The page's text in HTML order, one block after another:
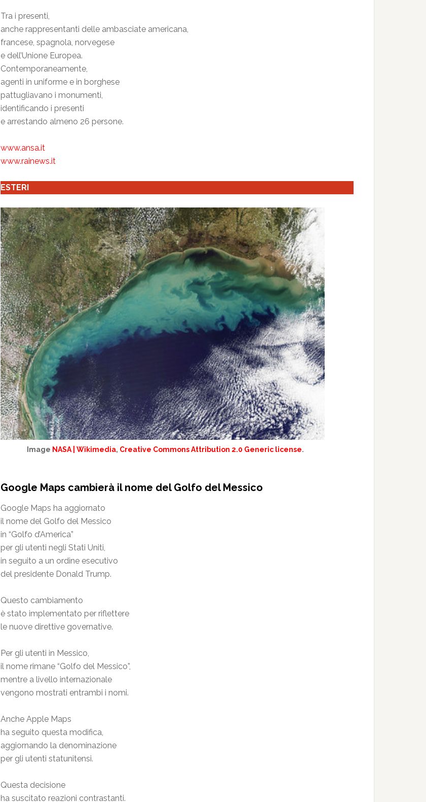
Tra i presenti,
anche rappresentanti delle ambasciate americana,
francese, spagnola, norvegese
e dell’Unione Europea.
Contemporaneamente,
agenti in uniforme e in borghese
pattugliavano i monumenti,
identificando i presenti
e arrestando almeno 26 persone.
www.ansa.it
www.rainews.it
ESTERI
Image NASA | Wikimedia, Creative Commons Attribution 2.0 Generic license.
Google Maps cambierà il nome del Golfo del Messico
Google Maps ha aggiornato
il nome del Golfo del Messico
in “Golfo d’America”
per gli utenti negli Stati Uniti,
in seguito a un ordine esecutivo
del presidente Donald Trump.
Questo cambiamento
è stato implementato per riflettere
le nuove direttive governative.
Per gli utenti in Messico,
il nome rimane “Golfo del Messico”,
mentre a livello internazionale
vengono mostrati entrambi i nomi.
Anche Apple Maps
ha seguito questa modifica,
aggiornando la denominazione
per gli utenti statunitensi.
Questa decisione
ha suscitato reazioni contrastanti.